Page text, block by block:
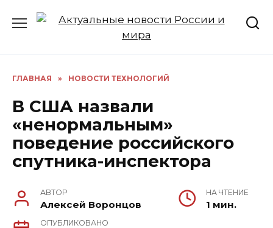
ГЛАВНАЯ » НОВОСТИ ТЕХНОЛОГИЙ
В США назвали
«ненормальным»
поведение российского
спутника-инспектора
АВТОР
Алексей Воронцов
НА ЧТЕНИЕ
1 мин.
ОПУБЛИКОВАНО